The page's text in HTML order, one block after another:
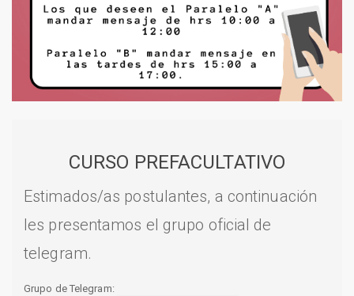
CURSO PREFACULTATIVO
Estimados/as postulantes, a continuación
les presentamos el grupo oficial de
telegram.
Grupo de Telegram: